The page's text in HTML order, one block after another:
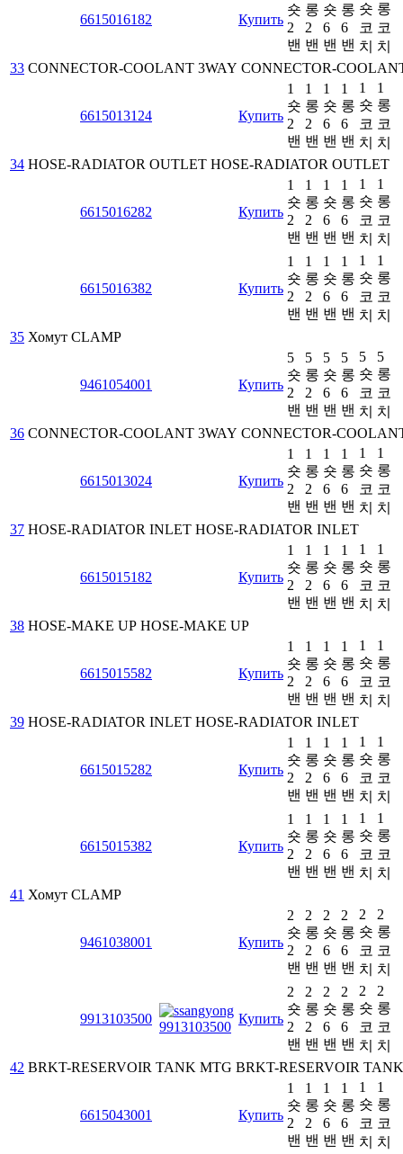
6615016182 Купить
숏
2
밴
롱
2
밴
숏
6
밴
롱
6
밴
숏
코
치
롱
코
치
33 CONNECTOR-COOLANT 3WAY CONNECTOR-
6615013124 Купить
1
숏
2
밴
1
롱
2
밴
1
숏
6
밴
1
롱
6
밴
1
숏
코
치
1
롱
코
치
34 HOSE-RADIATOR OUTLET HOSE-RADIATOR OUTLET
6615016282 Купить
1
숏
2
밴
1
롱
2
밴
1
숏
6
밴
1
롱
6
밴
1
숏
코
치
1
롱
코
치
6615016382 Купить
1
숏
2
밴
1
롱
2
밴
1
숏
6
밴
1
롱
6
밴
1
숏
코
치
1
롱
코
치
35 Хомут CLAMP
9461054001 Купить
5
숏
2
밴
5
롱
2
밴
5
숏
6
밴
5
롱
6
밴
5
숏
코
치
5
롱
코
치
36 CONNECTOR-COOLANT 3WAY CONNECTOR-
6615013024 Купить
1
숏
2
밴
1
롱
2
밴
1
숏
6
밴
1
롱
6
밴
1
숏
코
치
1
롱
코
치
37 HOSE-RADIATOR INLET HOSE-RADIATOR INLET
6615015182 Купить
1
숏
2
밴
1
롱
2
밴
1
숏
6
밴
1
롱
6
밴
1
숏
코
치
1
롱
코
치
38 HOSE-MAKE UP HOSE-MAKE UP
6615015582 Купить
1
숏
2
밴
1
롱
2
밴
1
숏
6
밴
1
롱
6
밴
1
숏
코
치
1
롱
코
치
39 HOSE-RADIATOR INLET HOSE-RADIATOR INLET
6615015282 Купить
1
숏
2
밴
1
롱
2
밴
1
숏
6
밴
1
롱
6
밴
1
숏
코
치
1
롱
코
치
6615015382 Купить
1
숏
2
밴
1
롱
2
밴
1
숏
6
밴
1
롱
6
밴
1
숏
코
치
1
롱
코
치
41 Хомут CLAMP
9461038001 Купить
2
숏
2
밴
2
롱
2
밴
2
숏
6
밴
2
롱
6
밴
2
숏
코
치
2
롱
코
치
9913103500 Купить
2
숏
2
밴
2
롱
2
밴
2
숏
6
밴
2
롱
6
밴
2
숏
코
치
2
롱
코
치
42 BRKT-RESERVOIR TANK MTG BRKT-RESERVOIR
6615043001 Купить
1
숏
2
밴
1
롱
2
밴
1
숏
6
밴
1
롱
6
밴
1
숏
코
치
1
롱
코
치